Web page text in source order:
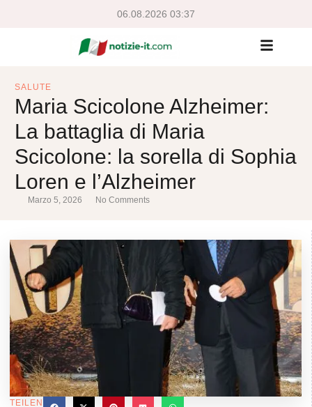
06.08.2026 03:37
SALUTE
Maria Scicolone Alzheimer:
La battaglia di Maria
Scicolone: la sorella di Sophia
Loren e l’Alzheimer
Marzo 5, 2026 No Comments
TEILEN